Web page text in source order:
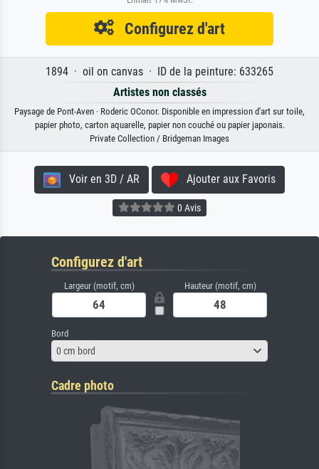
Configurez d'art
1894 · oil on canvas · ID de la peinture: 633265
Artistes non classés
Paysage de Pont-Aven · Roderic OConor. Disponible en impression d'art sur toile,
papier photo, carton aquarelle, papier non couché ou papier japonais.
Private Collection / Bridgeman Images
Voir en 3D / AR Ajouter aux Favoris
0 Avis
Configurez d'art
Largeur (motif, cm) Hauteur (motif, cm)
Bord
0 cm bord
Cadre photo